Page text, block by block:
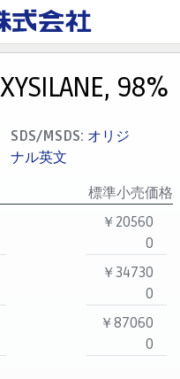
98%
SDS/MSDS: オリジ
ナル英文
標準小売価格
￥20560
0
￥34730
0
￥87060
0